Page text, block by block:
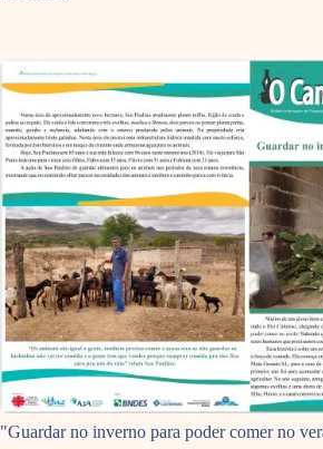
"Guardar no inverno para poder comer no